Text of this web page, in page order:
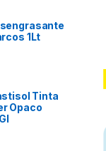
1Lt
Tinta
Opaco